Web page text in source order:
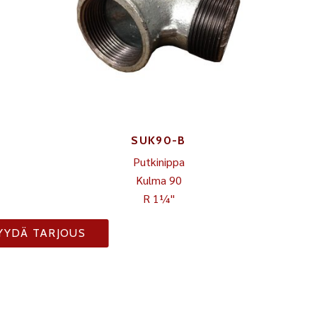
SUK90-B
Putkinippa
Kulma 90
R 1¼"
TARJOUS